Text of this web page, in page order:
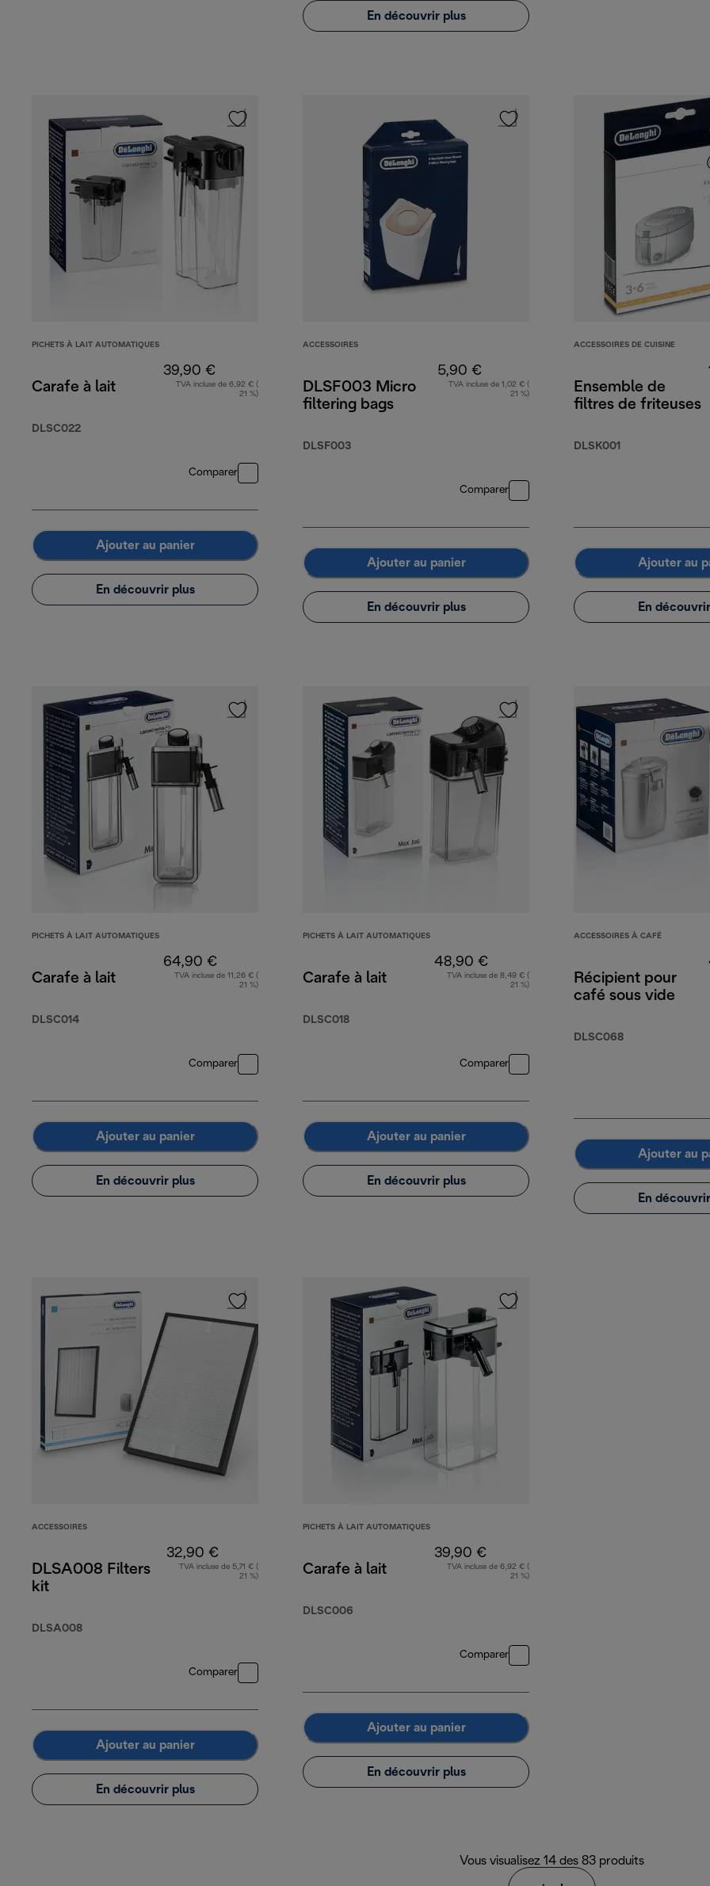
En découvrir plus
PICHETS À LAIT AUTOMATIQUES
Carafe à lait
DLSC022
39,90 €
TVA incluse de 6,92 € (
21 %)
Comparer
Ajouter au panier
En découvrir plus
ACCESSOIRES
DLSF003 Micro
filtering bags
DLSF003
5,90 €
TVA incluse de 1,02 € (
21 %)
Comparer
Ajouter au panier
En découvrir plus
ACCESSOIRES DE CUISINE
Ensemble de
filtres de friteuses
DLSK001
Ajouter au
En
PICHETS À LAIT AUTOMATIQUES
Carafe à lait
DLSC014
64,90 €
TVA incluse de 11,26 € (
21 %)
Comparer
Ajouter au panier
En découvrir plus
PICHETS À LAIT AUTOMATIQUES
Carafe à lait
DLSC018
48,90 €
TVA incluse de 8,49 € (
21 %)
Comparer
Ajouter au panier
En découvrir plus
ACCESSOIRES À CAFÉ
Récipient pour
café sous vide
DLSC068
Ajouter au
En
ACCESSOIRES
DLSA008 Filters
kit
DLSA008
32,90 €
TVA incluse de 5,71 € (
21 %)
Comparer
Ajouter au panier
En découvrir plus
PICHETS À LAIT AUTOMATIQUES
Carafe à lait
DLSC006
39,90 €
TVA incluse de 6,92 € (
21 %)
Comparer
Ajouter au panier
En découvrir plus
Vous visualisez 14 des 83 produits